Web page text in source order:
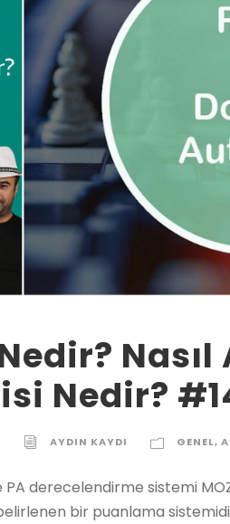
Nasıl
Nedir?
AYDIN KAYDI GENEL,
PA derecelendirme sistemi
bir puanlama